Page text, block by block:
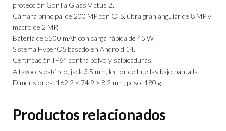
protección Gorilla Glass Victus 2.
Cámara principal de 200 MP con OIS, ultra gran angular de 8 MP y
macro de 2 MP.
Batería de 5500 mAh con carga rápida de 45 W.
Sistema HyperOS basado en Android 14.
Certificación IP64 contra polvo y salpicaduras.
Altavoces estéreo, jack 3.5 mm, lector de huellas bajo pantalla.
Dimensiones: 162.2 × 74.9 × 8.2 mm; peso: 180 g.
Productos relacionados